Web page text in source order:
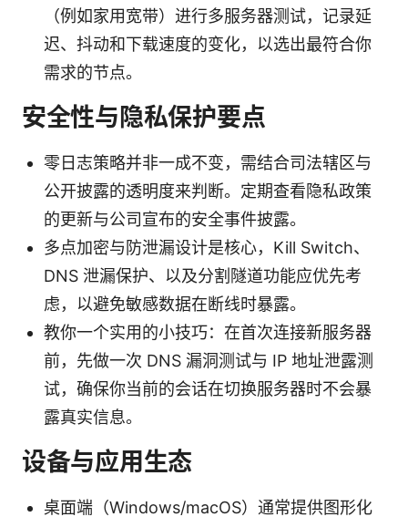
（例如家用宽带）进行多服务器测试，记录延
迟、抖动和下载速度的变化，以选出最符合你
需求的节点。
安全性与隐私保护要点
零日志策略并非一成不变，需结合司法辖区与
公开披露的透明度来判断。定期查看隐私政策
的更新与公司宣布的安全事件披露。
多点加密与防泄漏设计是核心，Kill Switch、
DNS 泄漏保护、以及分割隧道功能应优先考
虑，以避免敏感数据在断线时暴露。
教你一个实用的小技巧：在首次连接新服务器
前，先做一次 DNS 漏洞测试与 IP 地址泄露测
试，确保你当前的会话在切换服务器时不会暴
露真实信息。
设备与应用生态
桌面端（Windows/macOS）通常提供图形化